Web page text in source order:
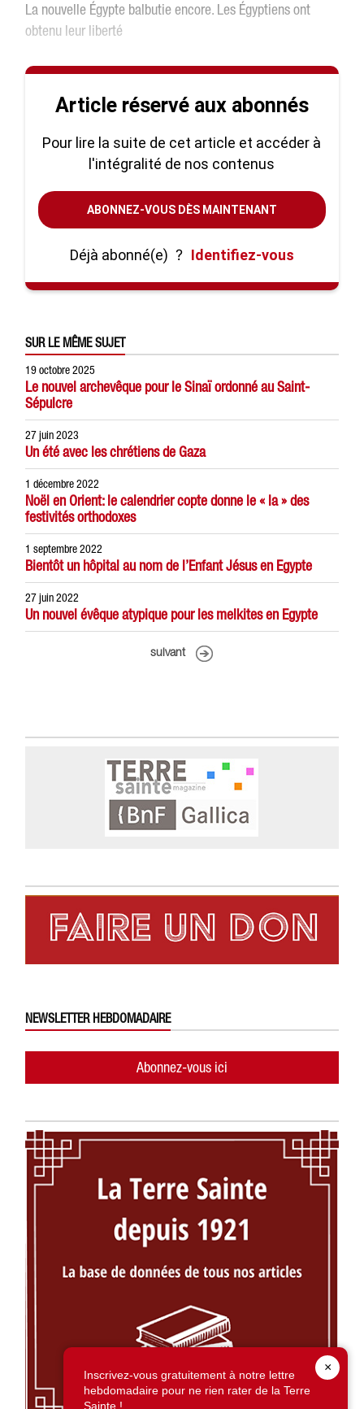
La nouvelle Égypte balbutie encore. Les Égyptiens ont
obtenu leur liberté
Article réservé aux abonnés
Pour lire la suite de cet article et accéder à
l'intégralité de nos contenus
ABONNEZ-VOUS DÈS MAINTENANT
Déjà abonné(e) ? Identifiez-vous
SUR LE MÊME SUJET
19 octobre 2025
Le nouvel archevêque pour le Sinaï ordonné au Saint-
Sépulcre
27 juin 2023
Un été avec les chrétiens de Gaza
1 décembre 2022
Noël en Orient: le calendrier copte donne le « la » des
festivités orthodoxes
1 septembre 2022
Bientôt un hôpital au nom de l’Enfant Jésus en Egypte
27 juin 2022
Un nouvel évêque atypique pour les melkites en Egypte
suivant
NEWSLETTER HEBDOMADAIRE
Abonnez-vous ici
×
Inscrivez-vous gratuitement à notre lettre
hebdomadaire pour ne rien rater de la Terre
Sainte !